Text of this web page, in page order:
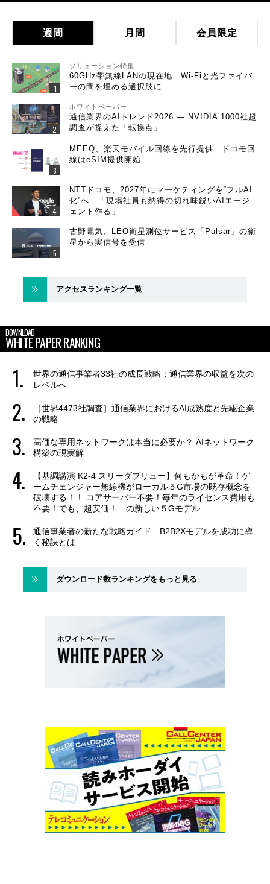
週間 月間 会員限定
ソリューション特集
60GHz帯無線LANの現在地 Wi-Fiと光ファイバ
ーの間を埋める選択肢に
ホワイトペーパー
通信業界のAIトレンド2026 ― NVIDIA 1000社超
調査が捉えた「転換点」
MEEQ、楽天モバイル回線を先行提供 ドコモ回
線はeSIM提供開始
NTTドコモ、2027年にマーケティングを“フルAI
化”へ 「現場社員も納得の切れ味鋭いAIエージ
ェント作る」
古野電気、LEO衛星測位サービス「Pulsar」の衛
星から実信号を受信
アクセスランキング一覧
DOWNLOAD
WHITE PAPER RANKING
世界の通信事業者33社の成長戦略：通信業界の収益を次の
レベルへ
［世界4473社調査］通信業界におけるAI成熟度と先駆企業
の戦略
高価な専用ネットワークは本当に必要か？ AIネットワーク
構築の現実解
【基調講演 K2-4 スリーダブリュー】何もかもが革命！ゲ
ームチェンジャー無線機がローカル５G市場の既存概念を
破壊する！！ コアサーバー不要！毎年のライセンス費用も
不要！でも、超安価！ の新しい５Gモデル
通信事業者の新たな戦略ガイド B2B2Xモデルを成功に導
く秘訣とは
ダウンロード数ランキングをもっと見る